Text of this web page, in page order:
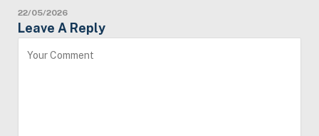
22/05/2026
Leave A Reply